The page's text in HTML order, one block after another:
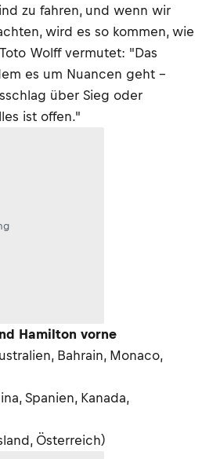
zu fahren, und wenn wir
wird es so kommen, wie
Wolff vermutet: "Das
es um Nuancen geht –
über Sieg oder
ist offen."
Hamilton vorne
Bahrain, Monaco,
Spanien, Kanada,
Österreich)